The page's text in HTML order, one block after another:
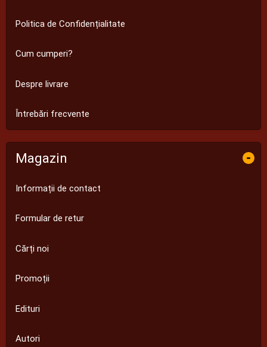
Politica de Confidențialitate
Cum cumperi?
Despre livrare
Întrebări frecvente
Magazin -
Informații de contact
Formular de retur
Cărți noi
Promoții
Edituri
Autori